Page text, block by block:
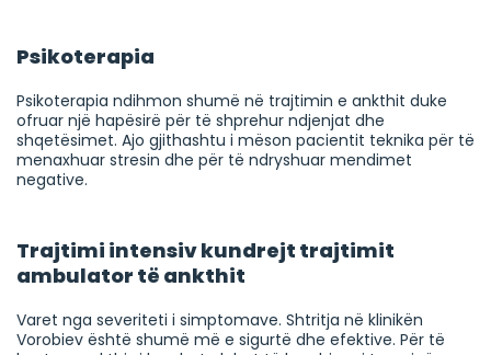
Psikoterapia
Psikoterapia ndihmon shumë në trajtimin e ankthit duke
ofruar një hapësirë për të shprehur ndjenjat dhe
shqetësimet. Ajo gjithashtu i mëson pacientit teknika për të
menaxhuar stresin dhe për të ndryshuar mendimet
negative.
Trajtimi intensiv kundrejt trajtimit
ambulator të ankthit
Varet nga severiteti i simptomave. Shtritja në klinikën
Vorobiev është shumë më e sigurtë dhe efektive. Për të